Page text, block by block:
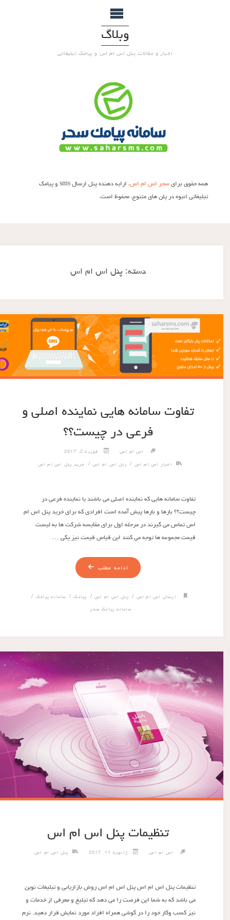
وبلاگ
اخبار و مقالات پنل اس ام اس و پیامک تبلیغاتی
همه حقوق برایسحر اس ام اس
، ارایه دهنده پنل ارسال sms و پیامک
تبلیغاتی انبوه در پلن های متنوع، محفوظ است.
دسته:پنل اس ام اس
تفاوت سامانه هایی نماینده اصلی و
فرعی در چیست؟؟
اس ام اس فوریه 2, 2017
اخبار اس ام اس/ پنل اس ام اس / خرید پنل اس ام اس
تفاوت سامانه هایی که نماینده اصلی می باشند یا نماینده فرعی در
چیست؟؟ بارها و بارها پیش آمده است افرادی که برای خرید پنل اس ام
اس تماس می گیرند در مرحله اول برای مقایسه شرکت ها به لیست
قیمت مجموعه ها توجه می کنند این قیاس قیمت نیز یکی …
ادامه مطلب
ارسال اس ام اس/ پنل اس ام اس / پیامک/ سامانه پیامک/
سامانه پیامک سحر
تنظیمات پنل اس ام اس
اس ام اس ژانویه 11, 2017 پنل اس ام اس
تنظیمات پنل اس ام اس پنل اس ام اس روش بازاریابی و تبلیغات نوین
می باشد که به شما این فرصت را می دهد که تبلیغ و معرفی از خدمات و
نیز کسب وکار خود را در گوشی همراه افراد مورد نمایش قرار دهید. نرم